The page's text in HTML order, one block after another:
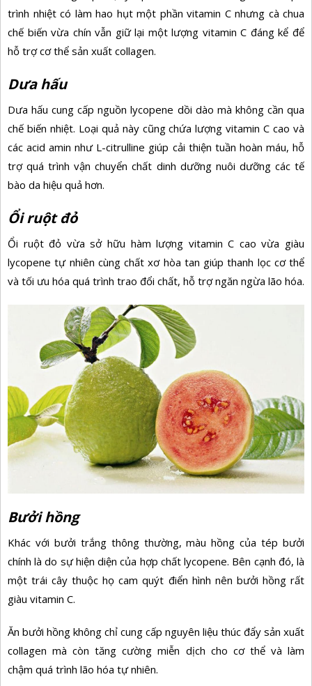
trình nhiệt có làm hao hụt một phần vitamin C nhưng cà chua
chế biến vừa chín vẫn giữ lại một lượng vitamin C đáng kể để
hỗ trợ cơ thể sản xuất collagen.
Dưa hấu
Dưa hấu cung cấp nguồn lycopene dồi dào mà không cần qua
chế biến nhiệt. Loại quả này cũng chứa lượng vitamin C cao và
các acid amin như L-citrulline giúp cải thiện tuần hoàn máu, hỗ
trợ quá trình vận chuyển chất dinh dưỡng nuôi dưỡng các tế
bào da hiệu quả hơn.
Ổi ruột đỏ
Ổi ruột đỏ vừa sở hữu hàm lượng vitamin C cao vừa giàu
lycopene tự nhiên cùng chất xơ hòa tan giúp thanh lọc cơ thể
và tối ưu hóa quá trình trao đổi chất, hỗ trợ ngăn ngừa lão hóa.
Bưởi hồng
Khác với bưởi trắng thông thường, màu hồng của tép bưởi
chính là do sự hiện diện của hợp chất lycopene. Bên cạnh đó, là
một trái cây thuộc họ cam quýt điển hình nên bưởi hồng rất
giàu vitamin C.
Ăn bưởi hồng không chỉ cung cấp nguyên liệu thúc đẩy sản xuất
collagen mà còn tăng cường miễn dịch cho cơ thể và làm
chậm quá trình lão hóa tự nhiên.